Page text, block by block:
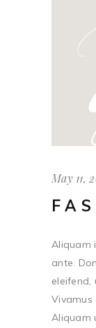
May 11,
Aliquam
ante.
eleifend,
Vivamus
Aliquam